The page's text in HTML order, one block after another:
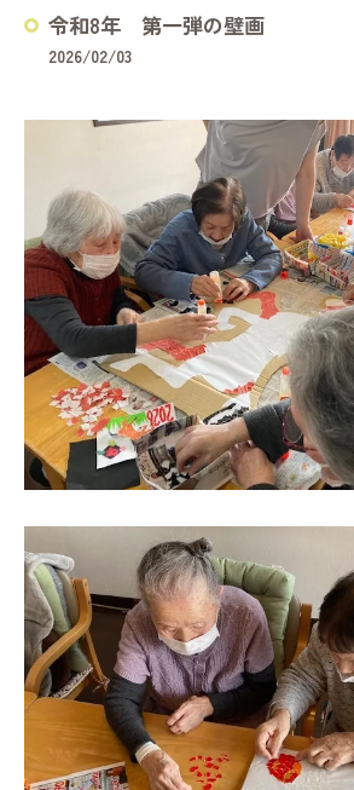
令和8年 第一弾の壁画
2026/02/03